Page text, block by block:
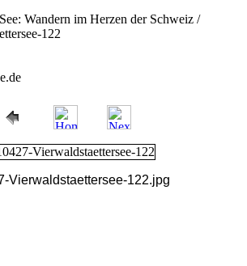
Wandern im Herzen der Schweiz /
122
Vierwaldstaettersee-122.jpg